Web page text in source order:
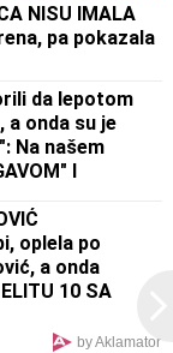
NISU IMALA
pa pokazala
da lepotom
a onda su je
Na našem
I
oplela po
a onda
10 SA
by Aklamator